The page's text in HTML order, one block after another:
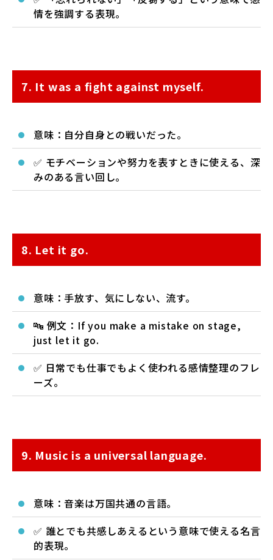
情を強調する表現。
7. It was a fight against myself.
意味：自分自身との戦いだった。
✅ モチベーションや努力を表すときに使える、深
みのある言い回し。
8. Let it go.
意味：手放す、気にしない、流す。
🔤 例文：If you make a mistake on stage,
just let it go.
✅ 日常でも仕事でもよく使われる感情整理のフレ
ーズ。
9. Music is a universal language.
意味：音楽は万国共通の言語。
✅ 誰とでも共感しあえるという意味で使える名言
的表現。